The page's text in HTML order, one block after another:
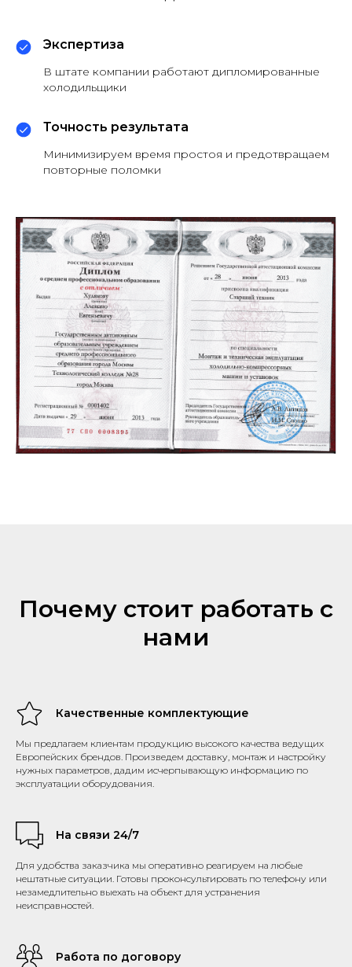
Экспертиза
В штате компании работают дипломированные
холодильщики
Точность результата
Минимизируем время простоя и предотвращаем
повторные поломки
Почему стоит работать с
нами
Качественные комплектующие
Мы предлагаем клиентам продукцию высокого качества ведущих
Европейских брендов. Произведем доставку, монтаж и настройку
нужных параметров, дадим исчерпывающую информацию по
эксплуатации оборудования.
На связи 24/7
Для удобства заказчика мы оперативно реагируем на любые
нештатные ситуации. Готовы проконсультировать по телефону или
незамедлительно выехать на объект для устранения
неисправностей.
Работа по договору